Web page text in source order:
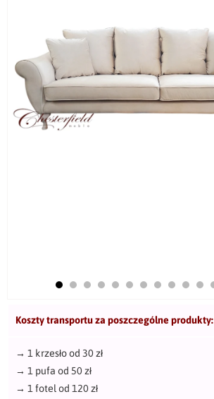
Koszty transportu za poszczególne produkty:
→ 1 krzesło od 30 zł
→ 1 pufa od 50 zł
→ 1 fotel od 120 zł